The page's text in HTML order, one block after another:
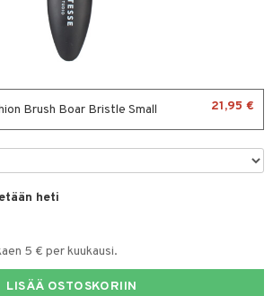
Brush Boar Bristle Small 21,95 €
heti
5 € per kuukausi.
LISÄÄ OSTOSKORIIN